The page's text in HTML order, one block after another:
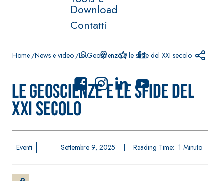
Download
Contatti
Home News e video Le Geoscienze e le sfide del XXI secolo
Le Geoscienze e le sfide del
XXI secolo
Eventi Settembre 9, 2025 Reading Time: 1 Minuto
Prodotti in primo piano
Sistema POSA
RIVESTIMENTI
Sistema
UR